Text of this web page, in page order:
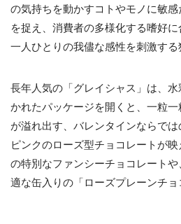
の気持ちを動かすコトやモノに敏
を捉え、消費者の多様化する嗜好
一人ひとりの我儘な感性を刺激する
長年人気の「グレイシャス」は、
かれたパッケージを開くと、一粒
が溢れ出す、バレンタインならでは
ピンクのローズ型チョコレートが
の特別なファンシーチョコレート
適な缶入りの「ローズプレーンチョ